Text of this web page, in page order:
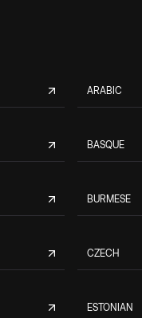
ARABIC
BASQUE
BURMESE
CZECH
ESTONIAN